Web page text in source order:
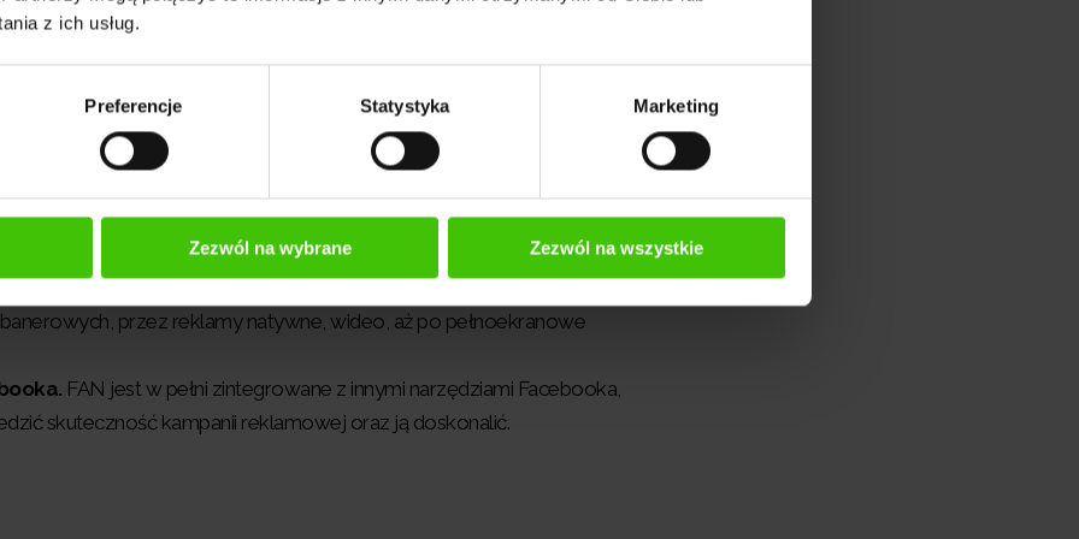
z ich usług.
Preferencje Statystyka Marketing
Zezwól na wybrane Zezwól na wszystkie
używać tych samych danych i algorytmów, które są stosowane
odbiorców z wysoką dokładnością.
z inwestycji. Reklamy docierają do użytkowników, którzy są
usługami, co zwiększa prawdopodobieństwo konwersji.
można tworzyć spójne wizualnie i treściowo kampanie, które
jednolity wizerunek marki.
przez reklamy natywne, wideo, aż po pełnoekranowe
FAN jest w pełni zintegrowane z innymi narzędziami Facebooka,
skuteczność kampanii reklamowej oraz ją doskonalić.